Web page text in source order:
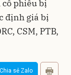
phiếu bị
định giá bị
CSM, PTB,
Chia sẻ Zalo